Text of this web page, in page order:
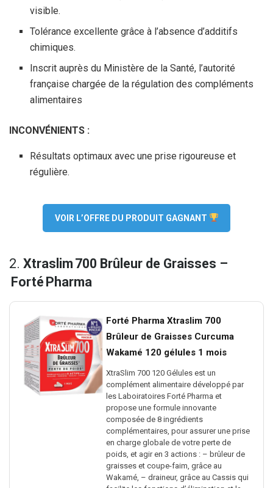
visible.
Tolérance excellente grâce à l’absence d’additifs
chimiques.
Inscrit auprès du Ministère de la Santé, l’autorité
française chargée de la régulation des compléments
alimentaires
INCONVÉNIENTS :
Résultats optimaux avec une prise rigoureuse et
régulière.
VOIR L’OFFRE DU PRODUIT GAGNANT
2. Xtraslim 700 Brûleur de Graisses –
Forté Pharma
Forté Pharma Xtraslim 700
Brûleur de Graisses Curcuma
Wakamé 120 gélules 1 mois
XtraSlim 700 120 Gélules est un
complément alimentaire développé par
les Laboiratoires Forté Pharma et
propose une formule innovante
composée de 8 ingrédients
complémentaires, pour assurer une prise
en charge globale de votre perte de
poids, et agir en 3 actions : – brûleur de
graisses et coupe-faim, grâce au
Wakamé, – draineur, grâce au Cassis qui